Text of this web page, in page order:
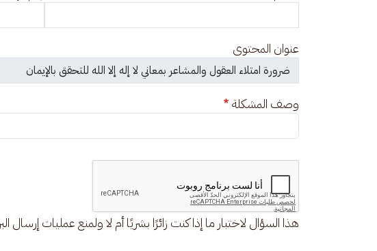
عنوان المحتوى
وصف المشكلة
هذا السؤال لاختبار ما إذا كنت زائرًا بشريًا أم لا ولمنع عمليات إرسال